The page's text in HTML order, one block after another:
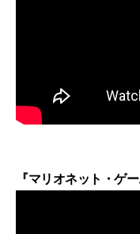
『マリオネット・ゲ